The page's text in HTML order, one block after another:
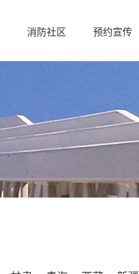
消防社区 预约宣传